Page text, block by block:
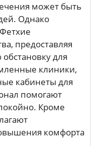
может быть
Однако
предоставляя
для
клиники,
кабинеты для
помогают
Кроме
комфорта